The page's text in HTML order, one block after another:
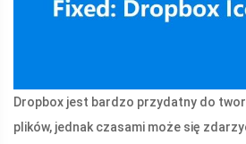
Dropbox jest bardzo przydatny do
plików, jednak czasami może się